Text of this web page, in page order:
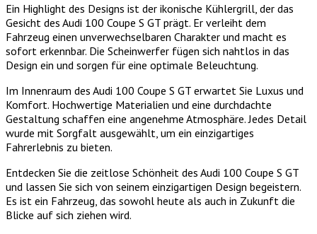
Ein Highlight des Designs ist der ikonische Kühlergrill, der das
Gesicht des Audi 100 Coupe S GT prägt. Er verleiht dem
Fahrzeug einen unverwechselbaren Charakter und macht es
sofort erkennbar. Die Scheinwerfer fügen sich nahtlos in das
Design ein und sorgen für eine optimale Beleuchtung.
Im Innenraum des Audi 100 Coupe S GT erwartet Sie Luxus und
Komfort. Hochwertige Materialien und eine durchdachte
Gestaltung schaffen eine angenehme Atmosphäre. Jedes Detail
wurde mit Sorgfalt ausgewählt, um ein einzigartiges
Fahrerlebnis zu bieten.
Entdecken Sie die zeitlose Schönheit des Audi 100 Coupe S GT
und lassen Sie sich von seinem einzigartigen Design begeistern.
Es ist ein Fahrzeug, das sowohl heute als auch in Zukunft die
Blicke auf sich ziehen wird.